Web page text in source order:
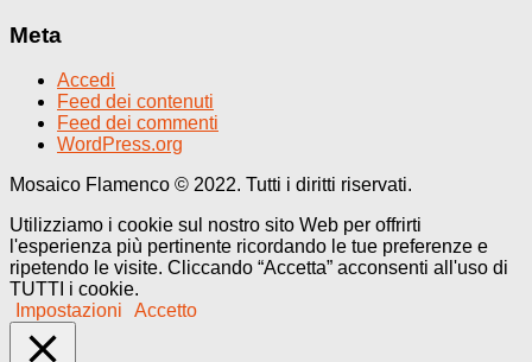
Meta
Accedi
Feed dei contenuti
Feed dei commenti
WordPress.org
Mosaico Flamenco © 2022. Tutti i diritti riservati.
Utilizziamo i cookie sul nostro sito Web per offrirti
l'esperienza più pertinente ricordando le tue preferenze e
ripetendo le visite. Cliccando “Accetta” acconsenti all'uso di
TUTTI i cookie.
Impostazioni
Accetto